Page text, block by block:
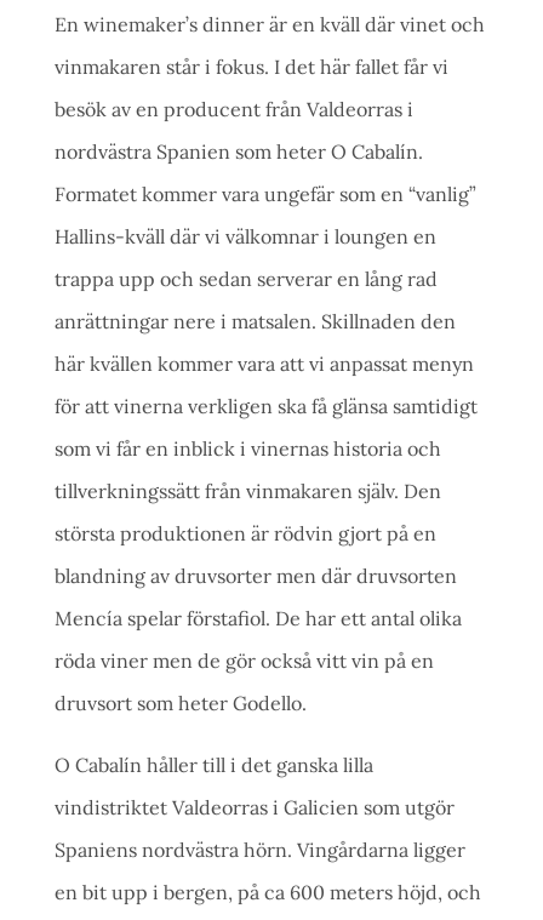
En winemaker’s dinner är en kväll där vinet och
vinmakaren står i fokus. I det här fallet får vi
besök av en producent från Valdeorras i
nordvästra Spanien som heter O Cabalín.
Formatet kommer vara ungefär som en “vanlig”
Hallins-kväll där vi välkomnar i loungen en
trappa upp och sedan serverar en lång rad
anrättningar nere i matsalen. Skillnaden den
här kvällen kommer vara att vi anpassat menyn
för att vinerna verkligen ska få glänsa samtidigt
som vi får en inblick i vinernas historia och
tillverkningssätt från vinmakaren själv. Den
största produktionen är rödvin gjort på en
blandning av druvsorter men där druvsorten
Mencía spelar förstafiol. De har ett antal olika
röda viner men de gör också vitt vin på en
druvsort som heter Godello.
O Cabalín håller till i det ganska lilla
vindistriktet Valdeorras i Galicien som utgör
Spaniens nordvästra hörn. Vingårdarna ligger
en bit upp i bergen, på ca 600 meters höjd, och